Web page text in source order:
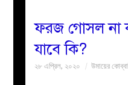
পাতা
ফরজ গোসল না
যাবে কি?
২৮ এপ্রিল, ২০২০ উমায়ের